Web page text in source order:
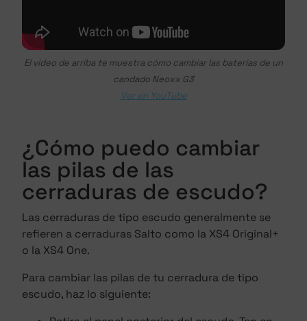
El video de arriba te muestra cómo cambiar las baterías de un
candado Neoxx G3
Ver en YouTube
¿Cómo puedo cambiar
las pilas de las
cerraduras de escudo?
Las cerraduras de tipo escudo generalmente se
refieren a cerraduras Salto como la XS4 Original+
o la XS4 One.
Para cambiar las pilas de tu cerradura de tipo
escudo, haz lo siguiente: